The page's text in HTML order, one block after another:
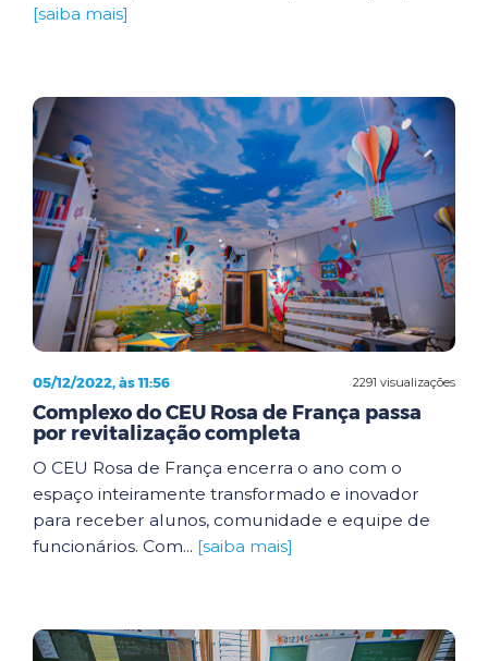
[saiba mais]
2291 visualizações
05/12/2022, às 11:56
Complexo do CEU Rosa de França passa
por revitalização completa
O CEU Rosa de França encerra o ano com o
espaço inteiramente transformado e inovador
para receber alunos, comunidade e equipe de
funcionários. Com... [saiba mais]